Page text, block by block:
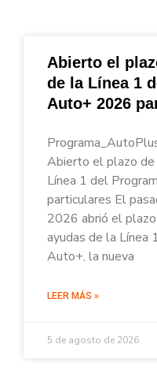
Abierto el
de la Línea 1
Auto+ 2026
Abierto el plazo
Línea 1 del
particulares El
2026 abrió el
ayudas de la Línea
Auto+, la nueva
LEER MÁS »
5 de agosto de 2026